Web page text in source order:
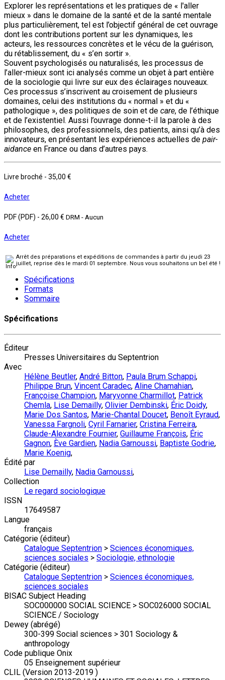
Explorer les représentations et les pratiques de « l'aller
mieux » dans le domaine de la santé et de la santé mentale
plus particulièrement, tel est l’objectif général de cet ouvrage
dont les contributions portent sur les dynamiques, les
acteurs, les ressources concrètes et le vécu de la guérison,
du rétablissement, du « s’en sortir ».
Souvent psychologisés ou naturalisés, les processus de
l’aller-mieux sont ici analysés comme un objet à part entière
de la sociologie qui livre sur eux des éclairages nouveaux.
Ces processus s’inscrivent au croisement de plusieurs
domaines, celui des institutions du « normal » et du «
pathologique », des politiques de soin et de care, de l’éthique
et de l’existentiel. Aussi l’ouvrage donne-t-il la parole à des
philosophes, des professionnels, des patients, ainsi qu’à des
innovateurs, en présentant les expériences actuelles de pair-
aidance en France ou dans d’autres pays.
Livre broché - 35,00 €
Acheter
PDF (PDF) - 26,00 € DRM - Aucun
Acheter
Arrêt des préparations et expéditions de commandes à partir du jeudi 23
juillet, reprise dès le mardi 01 septembre. Nous vous souhaitons un bel été !
Spécifications
Formats
Sommaire
Spécifications
Éditeur
Presses Universitaires du Septentrion
Avec
Hélène Beutler, André Bitton, Paula Brum Schappi,
Philippe Brun, Vincent Caradec, Aline Chamahian,
Françoise Champion, Maryvonne Charmillot, Patrick
Chemla, Lise Demailly, Olivier Dembinski, Éric Doidy,
Marie Dos Santos, Marie-Chantal Doucet, Benoît Eyraud,
Vanessa Fargnoli, Cyril Farnarier, Cristina Ferreira,
Claude-Alexandre Fournier, Guillaume François, Éric
Gagnon, Ève Gardien, Nadia Garnoussi, Baptiste Godrie,
Marie Koenig,
Édité par
Lise Demailly, Nadia Garnoussi,
Collection
Le regard sociologique
ISSN
17649587
Langue
français
Catégorie (éditeur)
Catalogue Septentrion > Sciences économiques,
sciences sociales > Sociologie, ethnologie
Catégorie (éditeur)
Catalogue Septentrion > Sciences économiques,
sciences sociales
BISAC Subject Heading
SOC000000 SOCIAL SCIENCE > SOC026000 SOCIAL
SCIENCE / Sociology
Dewey (abrégé)
300-399 Social sciences > 301 Sociology &
anthropology
Code publique Onix
05 Enseignement supérieur
CLIL (Version 2013-2019 )